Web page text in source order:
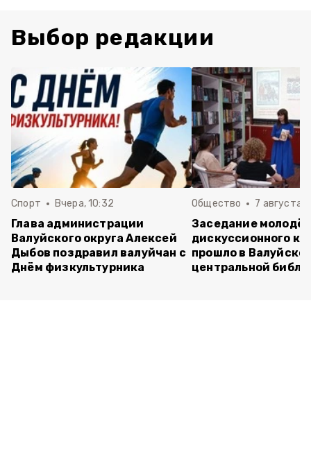
Выбор редакции
Спорт Вчера, 10:32
Глава администрации
Валуйского округа Алексей
Дыбов поздравил валуйчан с
Днём физкультурника
Общество 7 августа ,
Заседание
дискуссионного
прошло в
центральной